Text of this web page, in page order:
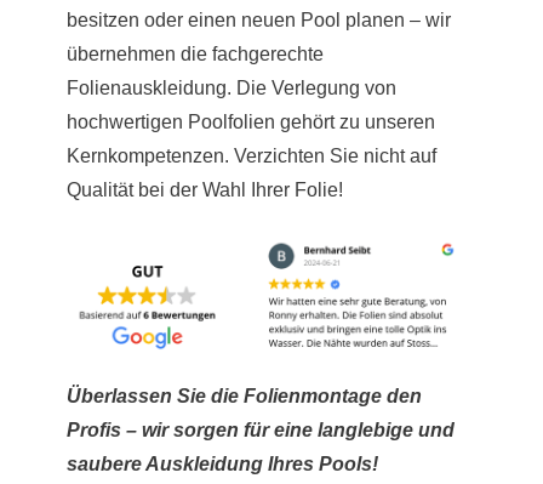
besitzen oder einen neuen Pool planen – wir
übernehmen die fachgerechte
Folienauskleidung. Die Verlegung von
hochwertigen Poolfolien gehört zu unseren
Kernkompetenzen. Verzichten Sie nicht auf
Qualität bei der Wahl Ihrer Folie!
Überlassen Sie die Folienmontage den
Profis – wir sorgen für eine langlebige und
saubere Auskleidung Ihres Pools!